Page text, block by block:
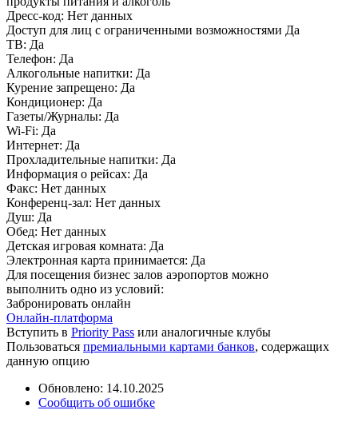
Дресс-код: Нет данных
Доступ для лиц с ограниченными возможностями Да
ТВ: Да
Телефон: Да
Алкогольные напитки: Да
Курение запрещено: Да
Кондиционер: Да
Газеты/Журналы: Да
Wi-Fi: Да
Интернет: Да
Прохладительные напитки: Да
Информация о рейсах: Да
Факс: Нет данных
Конференц-зал: Нет данных
Душ: Да
Обед: Нет данных
Детская игровая комната: Да
Электронная карта принимается: Да
Для посещения бизнес залов аэропортов можно
выполнить одно из условий:
Забронировать онлайн
Онлайн-платформа
Вступить в Priority Pass или аналогичные клубы
Пользоваться премиальными картами банков, содержащих
данную опцию
Обновлено: 14.10.2025
Сообщить об ошибке